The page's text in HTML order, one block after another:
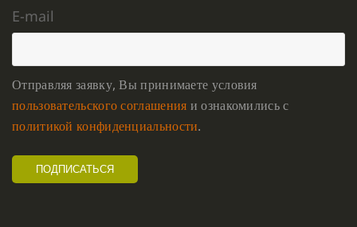
E-mail
Отправляя заявку, Вы принимаете условия
пользовательского соглашения и ознакомились с
политикой конфиденциальности.